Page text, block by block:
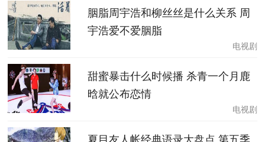
胭脂周宇浩和柳丝丝是什么关系 周
宇浩爱不爱胭脂
电视剧
甜蜜暴击什么时候播 杀青一个月鹿
晗就公布恋情
电视剧
夏目友人帐经典语录大盘点 第五季